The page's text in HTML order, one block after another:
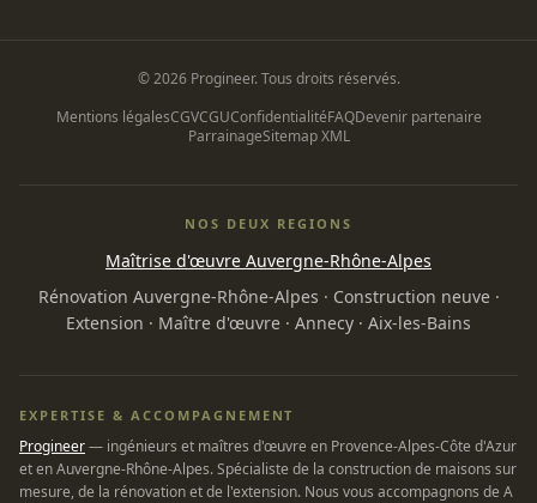
© 2026 Progineer. Tous droits réservés.
Mentions légalesCGVCGUConfidentialitéFAQDevenir partenaire
ParrainageSitemap XML
NOS DEUX REGIONS
Maîtrise d'œuvre Auvergne-Rhône-Alpes
Rénovation Auvergne-Rhône-Alpes · Construction neuve·
Extension · Maître d'œuvre · Annecy · Aix-les-Bains
EXPERTISE & ACCOMPAGNEMENT
Progineer— ingénieurs et maîtres d'œuvre en Provence-Alpes-Côte d'Azur
et en Auvergne-Rhône-Alpes. Spécialiste de la construction de maisons sur
mesure, de la rénovation et de l'extension. Nous vous accompagnons de A